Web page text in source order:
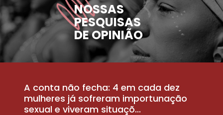
NOSSAS
PESQUISAS
DE OPINIÃO
A conta não fecha: 4 em cada dez
mulheres já sofreram importunação
sexual e viveram situaçõ...